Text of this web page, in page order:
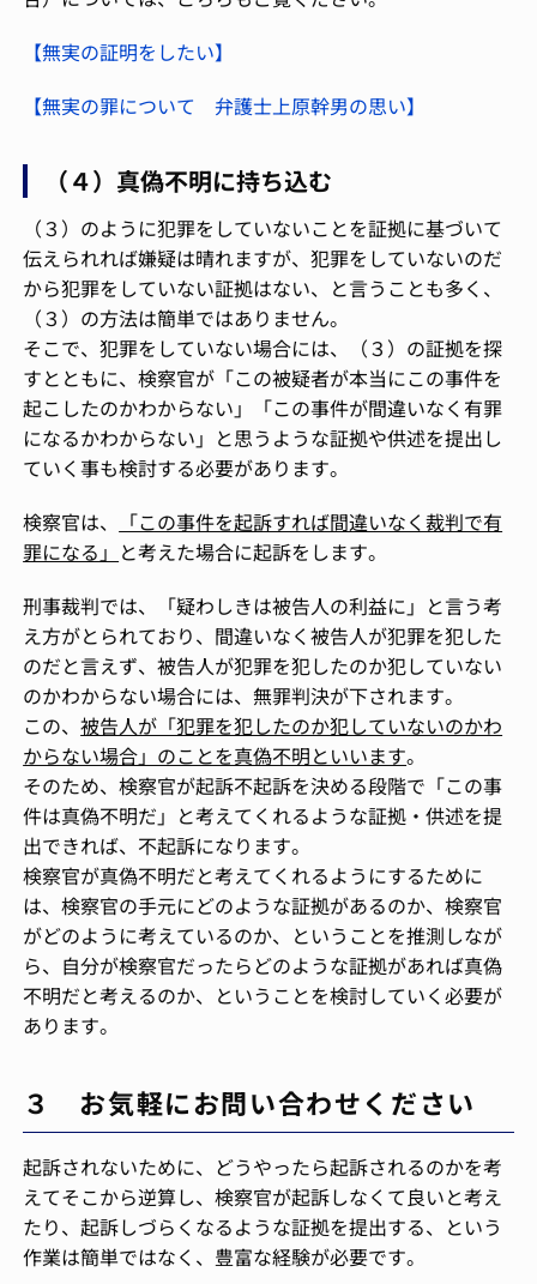
【無実の証明をしたい】
【無実の罪について 弁護士上原幹男の思い】
（４）真偽不明に持ち込む
（３）のように犯罪をしていないことを証拠に基づいて
伝えられれば嫌疑は晴れますが、犯罪をしていないのだ
から犯罪をしていない証拠はない、と言うことも多く、
（３）の方法は簡単ではありません。
そこで、犯罪をしていない場合には、（３）の証拠を探
すとともに、検察官が「この被疑者が本当にこの事件を
起こしたのかわからない」「この事件が間違いなく有罪
になるかわからない」と思うような証拠や供述を提出し
ていく事も検討する必要があります。
検察官は、
「この事件を起訴すれば間違いなく裁判で有
罪になる」 と考えた場合に起訴をします。
刑事裁判では、「疑わしきは被告人の利益に」と言う考
え方がとられており、間違いなく被告人が犯罪を犯した
のだと言えず、被告人が犯罪を犯したのか犯していない
のかわからない場合には、無罪判決が下されます。
この、被告人が「犯罪を犯したのか犯していないのかわ
からない場合」のことを真偽不明といいます。
そのため、検察官が起訴不起訴を決める段階で「この事
件は真偽不明だ」と考えてくれるような証拠・供述を提
出できれば、不起訴になります。
検察官が真偽不明だと考えてくれるようにするために
は、検察官の手元にどのような証拠があるのか、検察官
がどのように考えているのか、ということを推測しなが
ら、自分が検察官だったらどのような証拠があれば真偽
不明だと考えるのか、ということを検討していく必要が
あります。
３ お気軽にお問い合わせください
起訴されないために、どうやったら起訴されるのかを考
えてそこから逆算し、検察官が起訴しなくて良いと考え
たり、起訴しづらくなるような証拠を提出する、という
作業は簡単ではなく、豊富な経験が必要です。